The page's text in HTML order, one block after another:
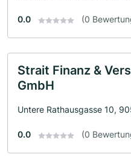
0.0 (0
Strait Finanz &
GmbH
Untere Rathausgasse 10,
0.0 (0